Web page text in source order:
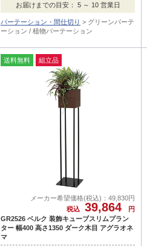
お届けまでの目安： 5 ～ 10 営業日
パーテーション・間仕切り
グリーンパーテ
ーション / 植物パーテーション
送料無料 組立品
メーカー希望価格(税込)：49,830円
税込
39,864
円
GR2526 ベルク 装飾キューブスリムプラン
ター 幅400 高さ1350 ダーク木目 アグラオネ
マ